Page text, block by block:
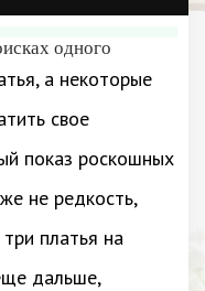
одного
а некоторые
свое
показ роскошных
не редкость,
платья на
дальше,